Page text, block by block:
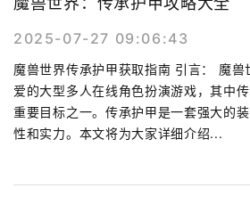
2025-07-27 09:06:43
魔兽世界传承护甲获取指南 引言： 魔
爱的大型多人在线角色扮演游戏，其中
重要目标之一。传承护甲是一套强大的
性和实力。本文将为大家详细介绍...